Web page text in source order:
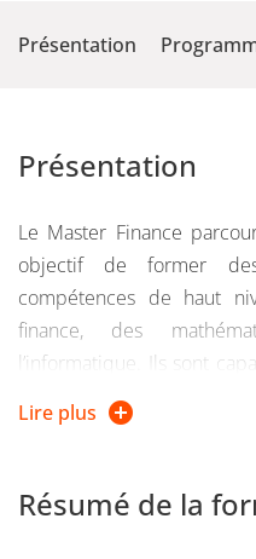
Présentation
Présentation
Le Master Finance
objectif de former
compétences de haut
finance, des
l’informatique. Ils sont
au sein de l’industrie
nécessitant des
Plus d'infos sur ce master
Lire plus
Résumé de la